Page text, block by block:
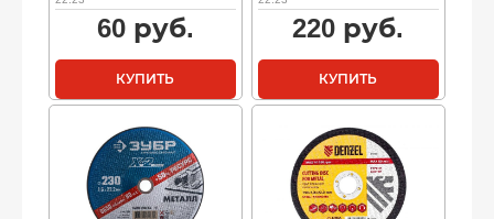
60руб.
КУПИТЬ
220 руб.
КУПИТЬ